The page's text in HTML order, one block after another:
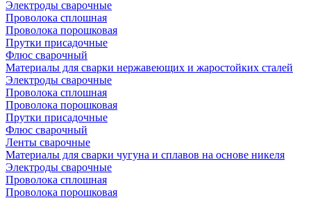
Электроды сварочные
Проволока сплошная
Проволока порошковая
Прутки присадочные
Флюс сварочный
Материалы для сварки нержавеющих и жаростойких сталей
Электроды сварочные
Проволока сплошная
Проволока порошковая
Прутки присадочные
Флюс сварочный
Ленты сварочные
Материалы для сварки чугуна и сплавов на основе никеля
Электроды сварочные
Проволока сплошная
Проволока порошковая